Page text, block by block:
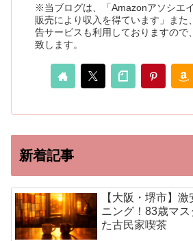
※当ブログは、「Amazonアソシエ
販売により収入を得ています」また
告サービスも利用しておりますので
致します。
新着記事
【大阪・堺市】
ニング！83歳マ
た古民家喫茶